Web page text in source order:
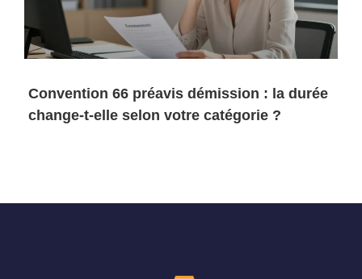
Convention 66 préavis démission : la durée
change-t-elle selon votre catégorie ?